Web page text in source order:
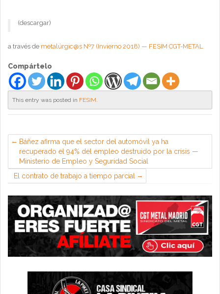
(descargar)
a través de metalúrgic@s Nº7 (Invierno 2018) — FESIM CGT-METAL
Compártelo
This entry was posted in FESIM.
Báñez afirma que el sector del automóvil ya ha
recuperado el 94% del empleo destruido por la crisis —
Ministerio de Empleo y Seguridad Social
El contrato de trabajo a tiempo parcial